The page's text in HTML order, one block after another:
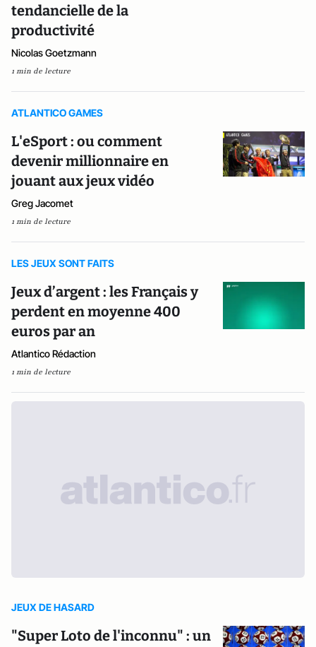
tendancielle de la
productivité
Nicolas Goetzmann
1 min de lecture
ATLANTICO GAMES
L'eSport : ou comment
devenir millionnaire en
jouant aux jeux vidéo
Greg Jacomet
1 min de lecture
LES JEUX SONT FAITS
Jeux d’argent : les Français y
perdent en moyenne 400
euros par an
Atlantico Rédaction
1 min de lecture
JEUX DE HASARD
"Super Loto de l'inconnu" : un